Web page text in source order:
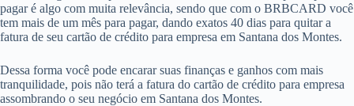
pagar é algo com muita relevância, sendo que com o BRBCARD você
tem mais de um mês para pagar, dando exatos 40 dias para quitar a
fatura de seu cartão de crédito para empresa em Santana dos Montes.
Dessa forma você pode encarar suas finanças e ganhos com mais
tranquilidade, pois não terá a fatura do cartão de crédito para empresa
assombrando o seu negócio em Santana dos Montes.